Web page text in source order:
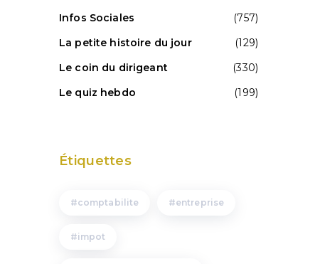
Infos Sociales
(757)
La petite histoire du jour
(129)
Le coin du dirigeant
(330)
Le quiz hebdo
(199)
Étiquettes
comptabilite entreprise
impot